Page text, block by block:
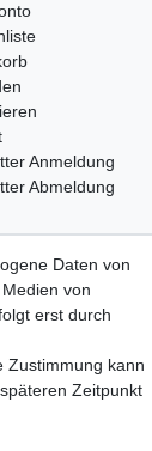
Anmeldung
Abmeldung
Daten von
von
erst durch
Zustimmung kann
Zeitpunkt